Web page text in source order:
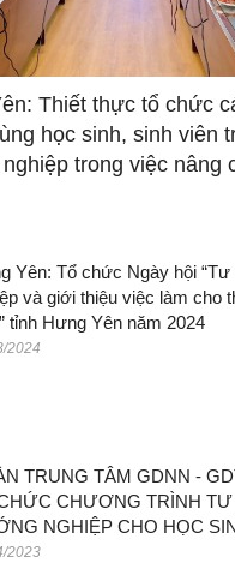
Thiết thực tổ chức
học sinh, sinh viên
trong việc nâng
Yên: Tổ chức Ngày hội
và giới thiệu việc làm cho
tỉnh Hưng Yên năm 2024
2024
TRUNG TÂM GDNN -
CHƯƠNG TRÌNH TƯ
NGHIỆP CHO HỌC
2023